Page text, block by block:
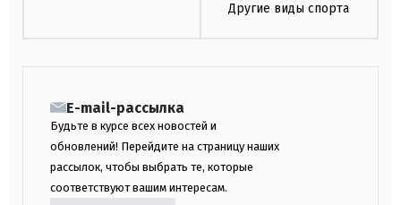
Другие виды спорта
E-mail-рассылка
Будьте в курсе всех новостей и
обновлений! Перейдите на страницу наших
рассылок, чтобы выбрать те, которые
соответствуют вашим интересам.